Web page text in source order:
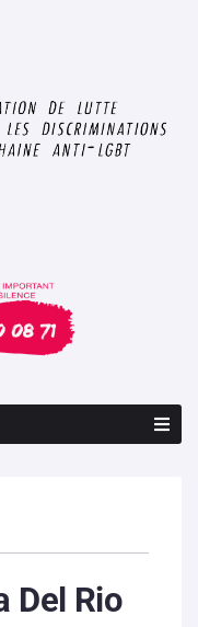
Del Rio